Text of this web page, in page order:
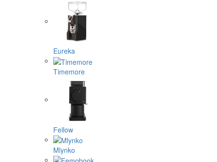
Eureka
Timemore
Fellow
Mlynko